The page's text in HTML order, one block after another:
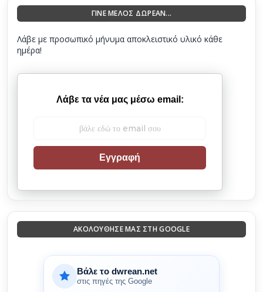
ΓΙΝΕ ΜΕΛΟΣ ΔΩΡΕΑΝ...
Λάβε με προσωπικό μήνυμα αποκλειστικό υλικό κάθε
ημέρα!
Λάβε τα νέα μας μέσω email:
Εγγραφή
ΑΚΟΛΟΎΘΗΣΈ ΜΑΣ ΣΤΗ GOOGLE
Βάλε το dwrean.net
στις πηγές της Google